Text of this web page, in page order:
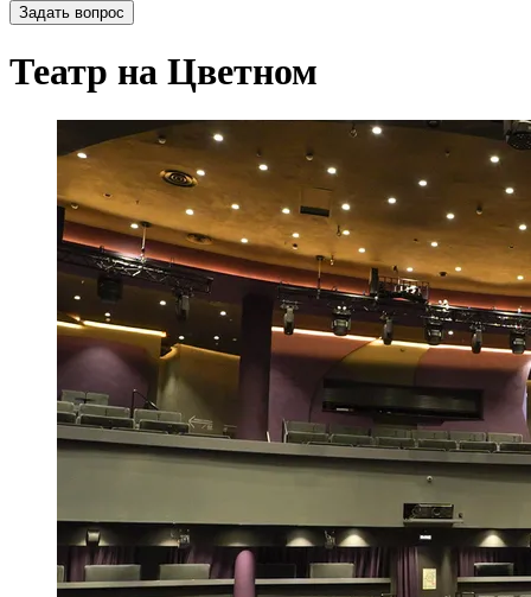
Задать вопрос
Театр на Цветном